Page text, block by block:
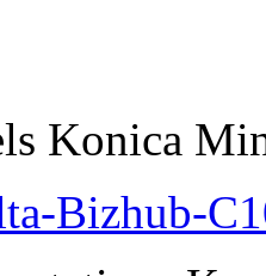
Konica
Bizhub-